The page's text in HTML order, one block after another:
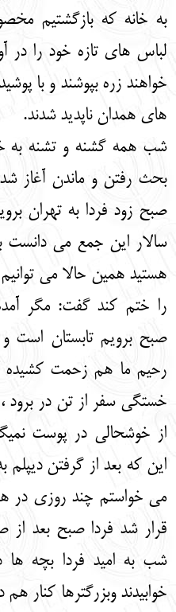
به خانه که بازگشتیم
لباس های تازه خود را در
خواهند زره بپوشند و با
های همدان ناپدید شدند.
شب همه گشنه و تشنه به
بحث رفتن و ماندن آغاز
صبح زود فردا به تهران
سالار این جمع می دانست
هستید همین حالا می توانیم
را ختم کند گفت: مگر
صبح برویم تابستان است
رحیم ما هم زحمت کشیده
خستگی سفر از تن در
از خوشحالی در پوست
این که بعد از گرفتن
می خواستم چند روزی در
قرار شد فردا صبح بعد از
شب به امید فردا بچه ها
خوابیدند وبزرگترها کنار